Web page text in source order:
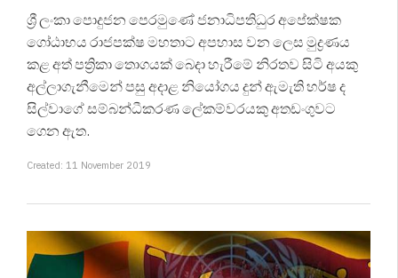
ශ්‍රී ලංකා පොදුජන පෙරමුණේ ජනාධිපතිධුර අපේක්ෂක
ගෝඨාභය රාජපක්ෂ මහතාට අපහාස වන ලෙස මුද්‍රණය
කළ අත් පත්‍රිකා තොගයක් බෙදා හැරීමේ නිරතව සිටි අයකු
අල්ලාගැනීමෙන් පසු අදාළ නියෝගය දුන් ඇමැති හර්ෂ ද
සිල්වාගේ සම්බන්ධීකරණ ලේකම්වරයකු අතඩංගුවට
ගෙන ඇත.
Created: 11 November 2019